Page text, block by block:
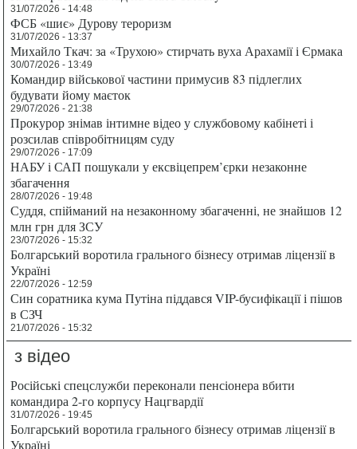
31/07/2026 - 14:48
ФСБ «шиє» Дурову тероризм
31/07/2026 - 13:37
Михайло Ткач: за «Трухою» стирчать вуха Арахамії і Єрмака
30/07/2026 - 13:49
Командир військової частини примусив 83 підлеглих
будувати йому маєток
29/07/2026 - 21:38
Прокурор знімав інтимне відео у службовому кабінеті і
розсилав співробітницям суду
29/07/2026 - 17:09
НАБУ і САП пошукали у ексвіцепрем’єрки незаконне
збагачення
28/07/2026 - 19:48
Суддя, спійманий на незаконному збагаченні, не знайшов 12
млн грн для ЗСУ
23/07/2026 - 15:32
Болгарський воротила грального бізнесу отримав ліцензії в
Україні
22/07/2026 - 12:59
Син соратника кума Путіна піддався VIP-бусифікації і пішов
в СЗЧ
21/07/2026 - 15:32
з відео
Російські спецслужби переконали пенсіонера вбити
командира 2-го корпусу Нацгвардії
31/07/2026 - 19:45
Болгарський воротила грального бізнесу отримав ліцензії в
Україні